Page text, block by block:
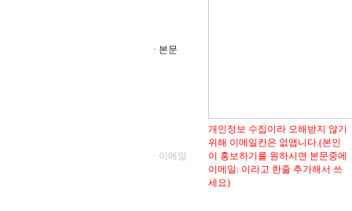
· 본문
· 이메일
개인정보 수집이라 오해받지 않기
위해 이메일칸은 없앱니다.(본인
이 홍보하기를 원하시면 본문중에
이메일: 이라고 한줄 추가해서 쓰
세요)